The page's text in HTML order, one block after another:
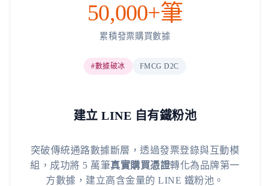
50,000+筆
累積發票購買數據
#數據破冰 FMCG D2C
建立 LINE 自有鐵粉池
突破傳統通路數據斷層，透過發票登錄與互動模
組，成功將 5 萬筆真實購買憑證轉化為品牌第一
方數據，建立高含金量的 LINE 鐵粉池。